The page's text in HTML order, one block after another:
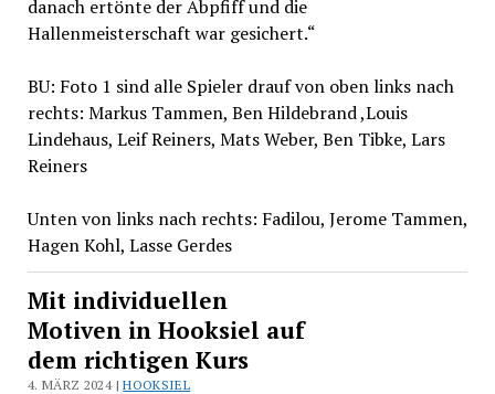
danach ertönte der Abpfiff und die
Hallenmeisterschaft war gesichert.“
BU: Foto 1 sind alle Spieler drauf von oben links nach
rechts: Markus Tammen, Ben Hildebrand ,Louis
Lindehaus, Leif Reiners, Mats Weber, Ben Tibke, Lars
Reiners
Unten von links nach rechts: Fadilou, Jerome Tammen,
Hagen Kohl, Lasse Gerdes
Mit individuellen
Motiven in Hooksiel auf
dem richtigen Kurs
4. MÄRZ 2024 |HOOKSIEL